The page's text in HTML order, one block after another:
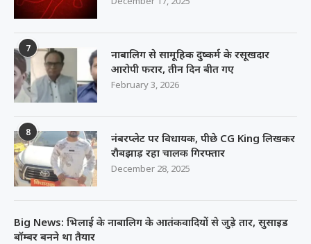
7
नाबालिग से सामूहिक दुष्कर्म के रसूखदार
आरोपी फरार, तीन दिन बीत गए
February 3, 2026
8
नंबरप्लेट पर विधायक, पीछे CG King लिखकर
रौबझाड़ रहा चालक गिरफ्तार
December 28, 2025
Big News: भिलाई के नाबालिग के आतंकवादियों से जुड़े तार, सुसाइड
बॉम्बर बनने था तैयार